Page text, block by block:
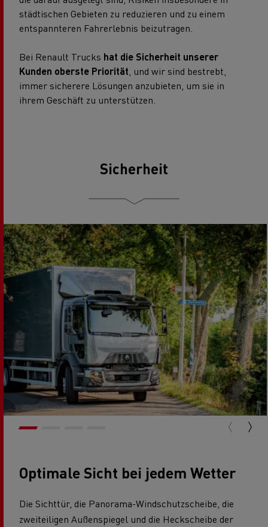
städtischen Gebieten zu reduzieren und zu einem
entspannteren Fahrerlebnis beizutragen.
Bei Renault Trucks hat die Sicherheit unserer
Kunden oberste Priorität, und wir sind bestrebt,
immer sicherere Lösungen anzubieten, um sie in
ihrem Geschäft zu unterstützen.
Sicherheit
Optimale Sicht bei jedem Wetter
Die Sichttür, die Panorama-Windschutzscheibe, die
zweiteiligen Außenspiegel und die Heckscheibe der